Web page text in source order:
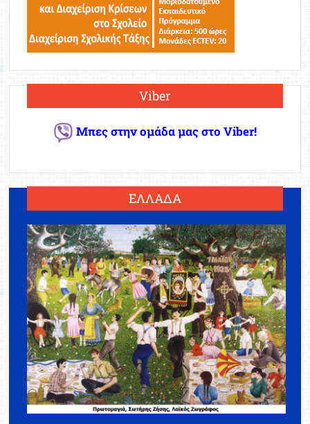
Viber
Μπες στην ομάδα μας στο Viber!
ΕΛΛΑΔΑ